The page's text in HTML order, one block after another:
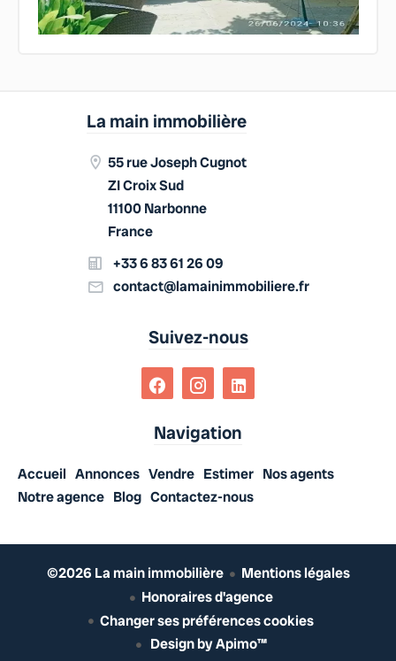
La main immobilière
55 rue Joseph Cugnot
ZI Croix Sud
11100 Narbonne
France
+33 6 83 61 26 09
contact@lamainimmobiliere.fr
Suivez-nous
Navigation
Accueil Annonces Vendre Estimer Nos agents
Notre agence Blog Contactez-nous
©2026 La main immobilière
Mentions légales
Honoraires d'agence
Changer ses préférences cookies
Design byApimo™